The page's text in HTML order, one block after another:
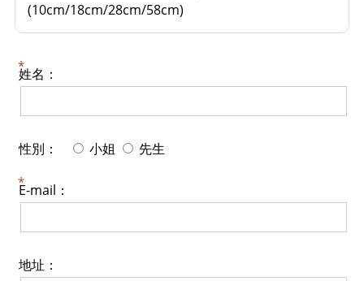
(10cm/18cm/28cm/58cm)
姓名：
性別： 小姐 先生
E-mail：
地址：